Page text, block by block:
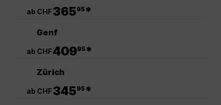
ab CHF36595*
Genf
ab CHF40995*
Zürich
ab CHF34595*